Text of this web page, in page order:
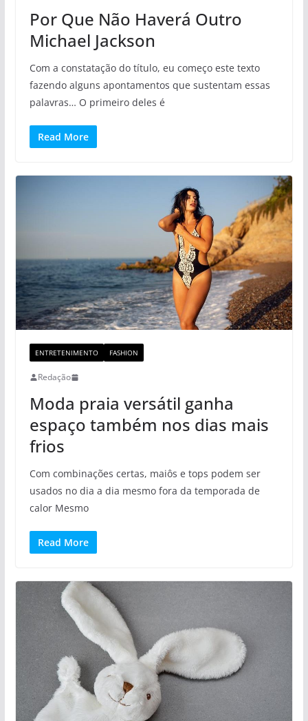
Por Que Não Haverá Outro
Michael Jackson
Com a constatação do título, eu começo este texto
fazendo alguns apontamentos que sustentam essas
palavras… O primeiro deles é
Read More
ENTRETENIMENTO FASHION
Redação
Moda praia versátil ganha
espaço também nos dias mais
frios
Com combinações certas, maiôs e tops podem ser
usados no dia a dia mesmo fora da temporada de
calor Mesmo
Read More